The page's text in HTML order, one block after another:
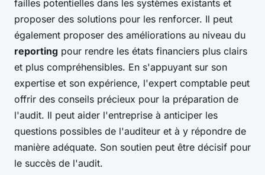
failles potentielles dans les systèmes existants et
proposer des solutions pour les renforcer. Il peut
également proposer des améliorations au niveau du
reporting pour rendre les états financiers plus clairs
et plus compréhensibles. En s'appuyant sur son
expertise et son expérience, l'expert comptable peut
offrir des conseils précieux pour la préparation de
l'audit. Il peut aider l'entreprise à anticiper les
questions possibles de l'auditeur et à y répondre de
manière adéquate. Son soutien peut être décisif pour
le succès de l'audit.